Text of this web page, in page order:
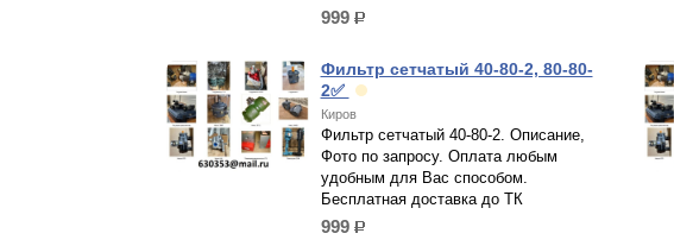
999 р.
Фильтр сетчатый 40-80-2, 80-80-
2✅
Киров
Фильтр сетчатый 40-80-2. Описание,
Фото по запросу. Оплата любым
удобным для Вас способом.
Бесплатная доставка до ТК
999 р.